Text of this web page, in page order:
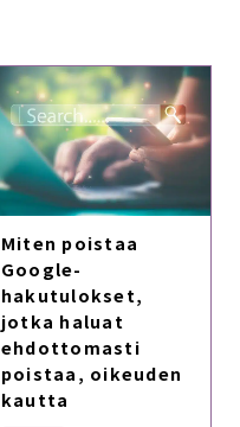
Miten poistaa
Google-
hakutulokset,
jotka haluat
ehdottomasti
poistaa, oikeuden
kautta